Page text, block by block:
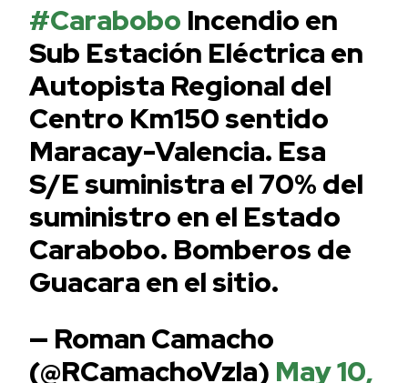
#Carabobo Incendio en
Sub Estación Eléctrica en
Autopista Regional del
Centro Km150 sentido
Maracay-Valencia. Esa
S/E suministra el 70% del
suministro en el Estado
Carabobo. Bomberos de
Guacara en el sitio.
— Roman Camacho
(@RCamachoVzla) May 10,